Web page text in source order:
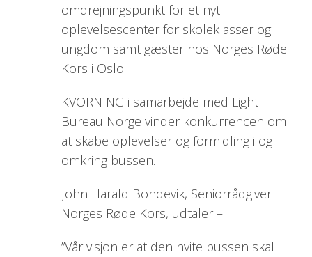
omdrejningspunkt for et nyt
oplevelsescenter for skoleklasser og
ungdom samt gæster hos Norges Røde
Kors i Oslo.
KVORNING i samarbejde med Light
Bureau Norge vinder konkurrencen om
at skabe oplevelser og formidling i og
omkring bussen.
John Harald Bondevik, Seniorrådgiver i
Norges Røde Kors, udtaler –
”Vår visjon er at den hvite bussen skal